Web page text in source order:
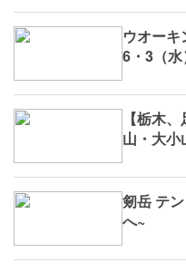
ウオーキ
6・3（水
【栃木
山・大小
剱岳 テ
へ~